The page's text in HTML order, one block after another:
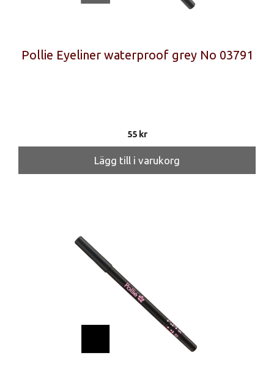
Pollie Eyeliner waterproof grey No 03791
55 kr
Lägg till i varukorg